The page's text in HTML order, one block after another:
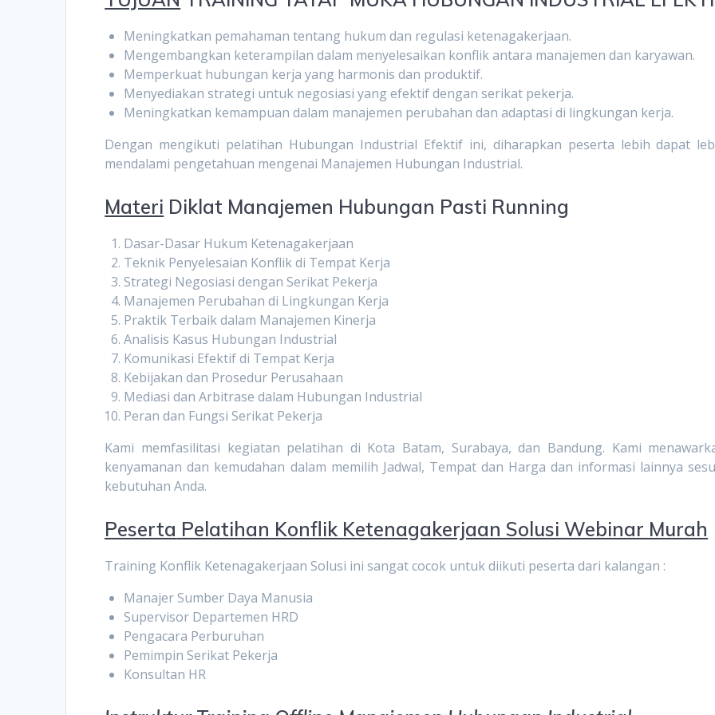
Meningkatkan pemahaman tentang hukum dan regulasi ketenagakerjaan.
Mengembangkan keterampilan dalam menyelesaikan konflik antara manajemen dan karyawan.
Memperkuat hubungan kerja yang harmonis dan produktif.
Menyediakan strategi untuk negosiasi yang efektif dengan serikat pekerja.
Meningkatkan kemampuan dalam manajemen perubahan dan adaptasi di lingkungan kerja.
Dengan mengikuti pelatihan Hubungan Industrial Efektif ini, diharapkan peserta lebih dapat
mendalami pengetahuan mengenai Manajemen Hubungan Industrial.
Materi Diklat Manajemen Hubungan Pasti Running
Dasar-Dasar Hukum Ketenagakerjaan
Teknik Penyelesaian Konflik di Tempat Kerja
Strategi Negosiasi dengan Serikat Pekerja
Manajemen Perubahan di Lingkungan Kerja
Praktik Terbaik dalam Manajemen Kinerja
Analisis Kasus Hubungan Industrial
Komunikasi Efektif di Tempat Kerja
Kebijakan dan Prosedur Perusahaan
Mediasi dan Arbitrase dalam Hubungan Industrial
Peran dan Fungsi Serikat Pekerja
Kami memfasilitasi kegiatan pelatihan di Kota Batam, Surabaya, dan Bandung. Kami
kenyamanan dan kemudahan dalam memilih Jadwal, Tempat dan Harga dan informasi lainnya
kebutuhan Anda.
Peserta Pelatihan Konflik Ketenagakerjaan Solusi Webinar Murah
Training Konflik Ketenagakerjaan Solusi ini sangat cocok untuk diikuti peserta dari kalangan :
Manajer Sumber Daya Manusia
Supervisor Departemen HRD
Pengacara Perburuhan
Pemimpin Serikat Pekerja
Konsultan HR